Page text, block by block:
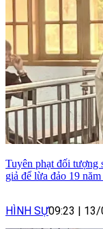
Tuyên phạt đối tượng
giả để lừa đảo 19 năm
HÌNH SỰ09:23 | 13/